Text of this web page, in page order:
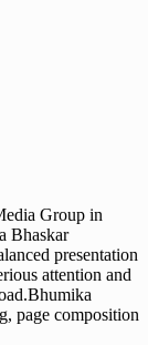
Group in
Bhaskar
presentation
attention and
page composition